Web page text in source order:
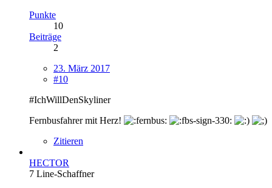
Punkte
10
Beiträge
2
23. März 2017
#10
#IchWillDenSkyliner
Fernbusfahrer mit Herz!
Zitieren
HECTOR
7 Line-Schaffner